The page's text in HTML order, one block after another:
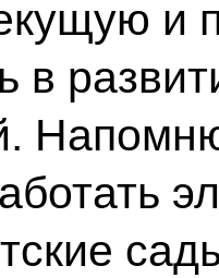
и
в